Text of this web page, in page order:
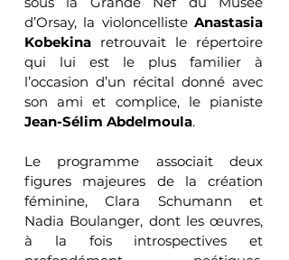
d’Orsay, la violoncelliste Anastasia
Kobekina retrouvait le répertoire
qui lui est le plus familier à
l’occasion d’un récital donné avec
Jean-Sélim Abdelmoula.
Le programme associait deux
figures majeures de la création
féminine, Clara Schumann et
Nadia Boulanger, dont les œuvres,
à la fois introspectives et